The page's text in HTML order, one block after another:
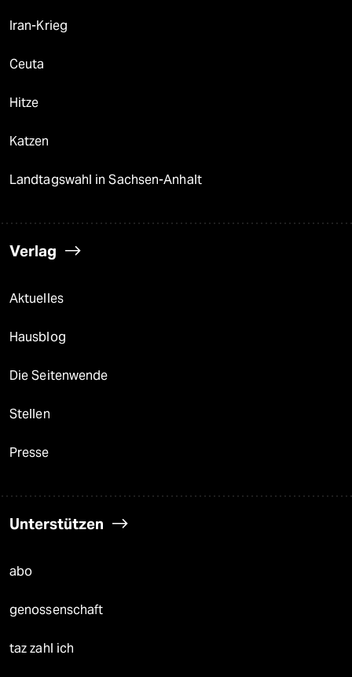
Iran-Krieg
Ceuta
Hitze
Katzen
Landtagswahl in Sachsen-Anhalt
Verlag
Aktuelles
Hausblog
Die Seitenwende
Stellen
Presse
Unterstützen
abo
genossenschaft
taz zahl ich